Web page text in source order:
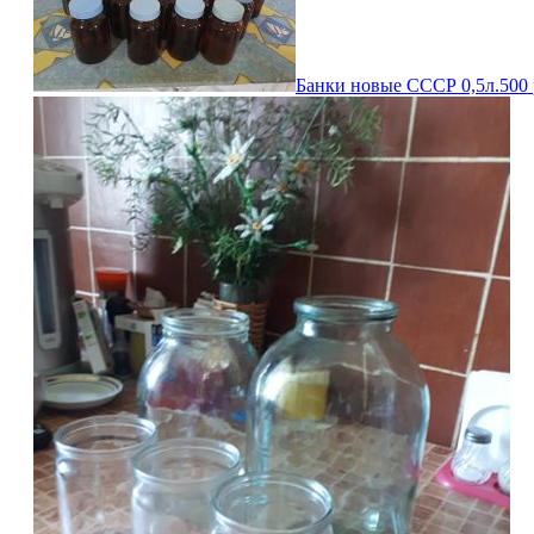
Банки новые СССР 0,5л.500